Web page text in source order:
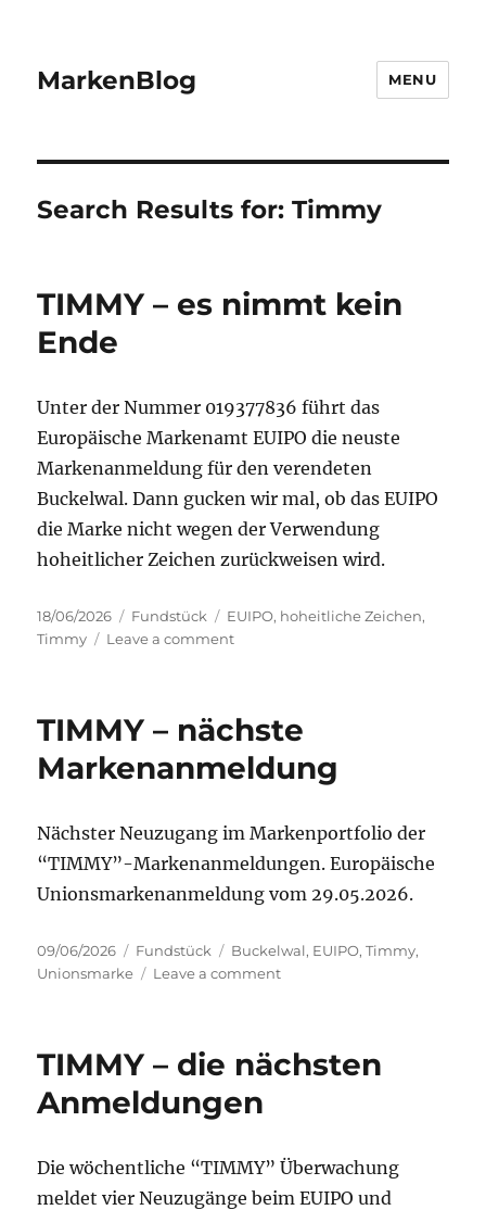
MarkenBlog MENU
Search Results for:Timmy
TIMMY – es nimmt kein
Ende
Unter der Nummer 019377836 führt das
Europäische Markenamt EUIPO die neuste
Markenanmeldung für den verendeten
Buckelwal. Dann gucken wir mal, ob das EUIPO
die Marke nicht wegen der Verwendung
hoheitlicher Zeichen zurückweisen wird.
Posted
on
18/06/2026 Categories
Fundstück Tags
EUIPO, hoheitliche Zeichen,
Timmy
Leave a commenton
nimmt
Ende
TIMMY – nächste
Markenanmeldung
Nächster Neuzugang im Markenportfolio der
“TIMMY”-Markenanmeldungen. Europäische
Unionsmarkenanmeldung vom 29.05.2026.
Posted
on
09/06/2026 Categories
Fundstück Tags
Buckelwal, EUIPO,Timmy,
Unionsmarke
Leave a commenton
Markenanmeldung
TIMMY – die nächsten
Anmeldungen
Die wöchentliche “TIMMY” Überwachung
meldet vier Neuzugänge beim EUIPO und